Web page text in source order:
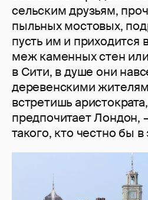
сельским друзьям,
пыльных мостовых,
пусть им и приходится
меж каменных стен
в Сити, в душе они
деревенскими
встретишь
предпочитает Лондон,
такого, кто честно бы